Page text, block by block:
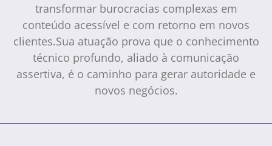
transformar burocracias complexas em
conteúdo acessível e com retorno em novos
clientes.Sua atuação prova que o conhecimento
técnico profundo, aliado à comunicação
assertiva, é o caminho para gerar autoridade e
novos negócios.